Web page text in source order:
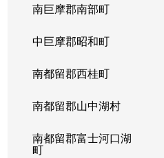
南巨摩郡南部町
中巨摩郡昭和町
南都留郡西桂町
南都留郡山中湖村
南都留郡富士河口湖
町